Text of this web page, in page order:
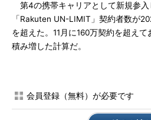
第4の携帯キャリアとして新規参入
「Rakuten UN-LIMIT」契約者数が
を超えた。11月に160万契約を超え
積み増した計算だ。
会員登録（無料）が必要です